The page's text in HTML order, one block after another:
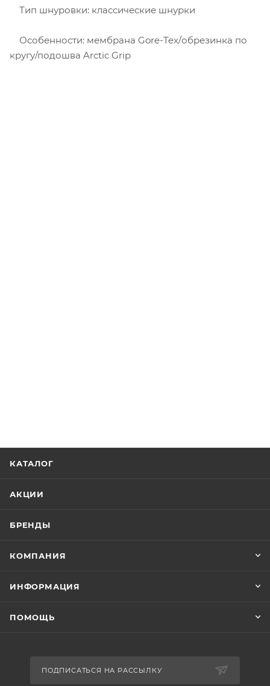
Тип шнуровки: классические шнурки
Особенности: мембрана Gore-Tex/обрезинка по
кругу/подошва Arctic Grip
КАТАЛОГ
АКЦИИ
БРЕНДЫ
КОМПАНИЯ
ИНФОРМАЦИЯ
ПОМОЩЬ
ПОДПИСАТЬСЯ НА РАССЫЛКУ